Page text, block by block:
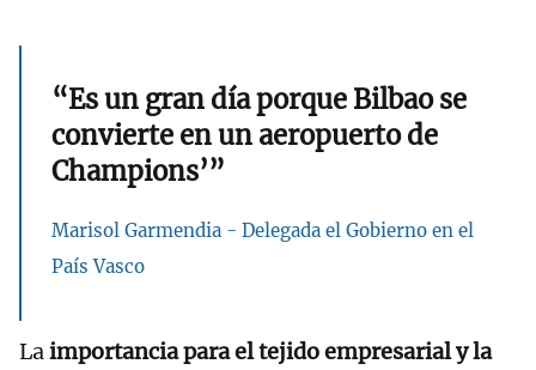
“Es un gran día porque Bilbao se
convierte en un aeropuerto de
Champions’”
Marisol Garmendia - Delegada el Gobierno en el
País Vasco
Laimportancia para el tejido empresarial y la